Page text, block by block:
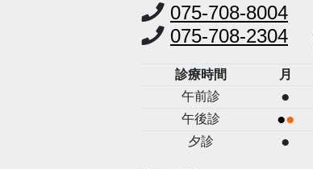
075-708-8004
075-708-2304
診療時間 月
午前診
●
午後診 ●●
夕診 ●